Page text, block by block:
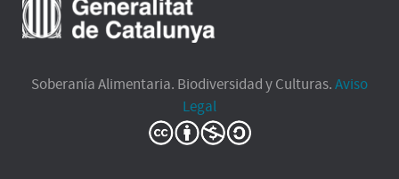
Soberanía Alimentaria. Biodiversidad y Culturas.Aviso
Legal